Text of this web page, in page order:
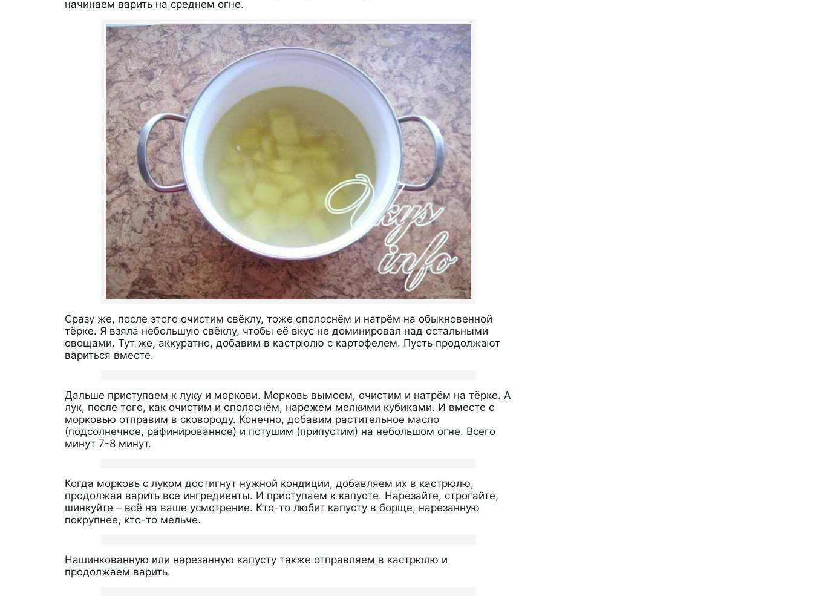
начинаем варить на среднем огне.
Сразу же, после этого очистим свёклу, тоже ополоснём и натрём на обыкновенной
тёрке. Я взяла небольшую свёклу, чтобы её вкус не доминировал над остальными
овощами. Тут же, аккуратно, добавим в кастрюлю с картофелем. Пусть продолжают
вариться вместе.
Дальше приступаем к луку и моркови. Морковь вымоем, очистим и натрём на тёрке. А
лук, после того, как очистим и ополоснём, нарежем мелкими кубиками. И вместе с
морковью отправим в сковороду. Конечно, добавим растительное масло
(подсолнечное, рафинированное) и потушим (припустим) на небольшом огне. Всего
минут 7-8 минут.
Когда морковь с луком достигнут нужной кондиции, добавляем их в кастрюлю,
продолжая варить все ингредиенты. И приступаем к капусте. Нарезайте, строгайте,
шинкуйте – всё на ваше усмотрение. Кто-то любит капусту в борще, нарезанную
покрупнее, кто-то мельче.
Нашинкованную или нарезанную капусту также отправляем в кастрюлю и
продолжаем варить.